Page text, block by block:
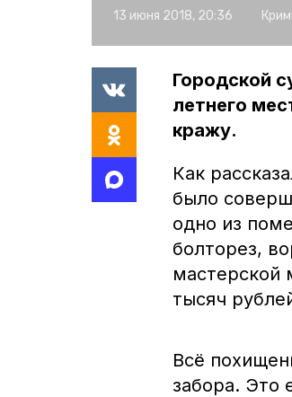
13 июня 2018, 20:36
Городской
летнего
кражу.
Как
было
одно из
болторез,
мастерской
тысяч
Всё
забора. Это